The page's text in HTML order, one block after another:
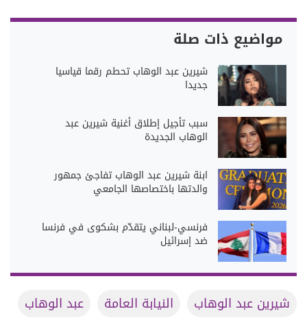
مواضيع ذات صلة
شيرين عبد الوهاب تحطم رقما قياسيا
جديدا
سبب تأجيل إطلاق أغنية شيرين عبد
الوهاب الجديدة
ابنة شيرين عبد الوهاب تفاجئ جمهور
والدتها باختصاصها الجامعي
فرنسي-لبناني يتقدّم بشكوى في فرنسا
ضد إسرائيل
شيرين عبد الوهاب النيابة العامة عبد الوهاب